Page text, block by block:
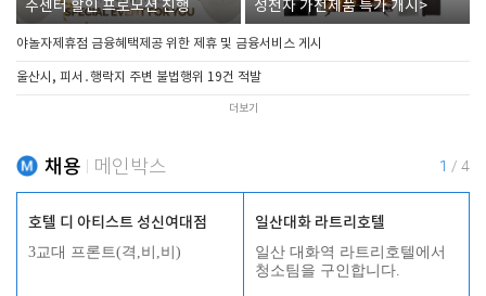
주센터 할인 프로모션 진행
성전자 가전제품 특가 개시>
야놀자제휴점 금융혜택제공 위한 제휴 및 금융서비스 게시
울산시, 피서․행락지 주변 불법행위 19건 적발
더보기
채용 메인박스 1 / 4
호텔 디 아티스트 성신여대점
3교대 프론트(격,비,비)
일산대화 라트리호텔
일산 대화역 라트리호텔에서
청소팀을 구인합니다.